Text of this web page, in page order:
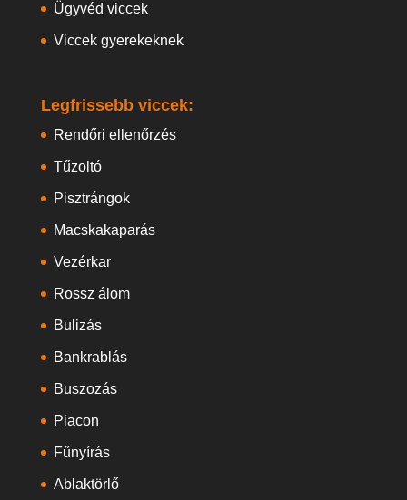
Ügyvéd viccek
Viccek gyerekeknek
Legfrissebb viccek:
Rendőri ellenőrzés
Tűzoltó
Pisztrángok
Macskakaparás
Vezérkar
Rossz álom
Bulizás
Bankrablás
Buszozás
Piacon
Fűnyírás
Ablaktörlő